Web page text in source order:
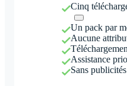
Cinq
Un pack par
Aucune
Assistance
Sans publicités